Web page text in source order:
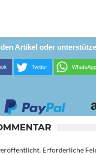
Artikel oder
Twitter WhatsApp
Erforderliche